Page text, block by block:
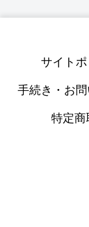
サイト
手続き・お
特定商